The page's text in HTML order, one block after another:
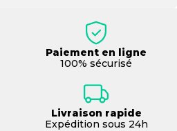
Paiement en ligne
100% sécurisé
Livraison rapide
Expédition sous 24h